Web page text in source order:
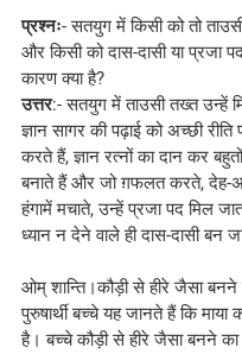
प्रश्नः- सतयुग में किसी को तो
और किसी को दास-दासी या प्रजा
कारण क्या है?
उत्तर:- सतयुग में ताउसी तख्त उन्हें
ज्ञान सागर की पढ़ाई को अच्छी
करते हैं, ज्ञान रत्नों का दान कर
बनाते हैं और जो ग़फलत करते, देह-
हंगामें मचाते, उन्हें प्रजा पद मिल
ध्यान न देने वाले ही दास-दासी बन
ओम् शान्ति।कौड़ी से हीरे जैसा बनने
पुरुषार्थी बच्चे यह जानते हैं कि माया
है। बच्चे कौड़ी से हीरे जैसा बनने का